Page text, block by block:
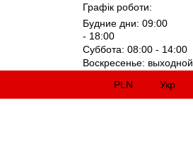
Графік роботи:
Будние дни: 09:00
- 18:00
Суббота: 08:00 - 14:00
Воскресенье: выходной
PLN Укр